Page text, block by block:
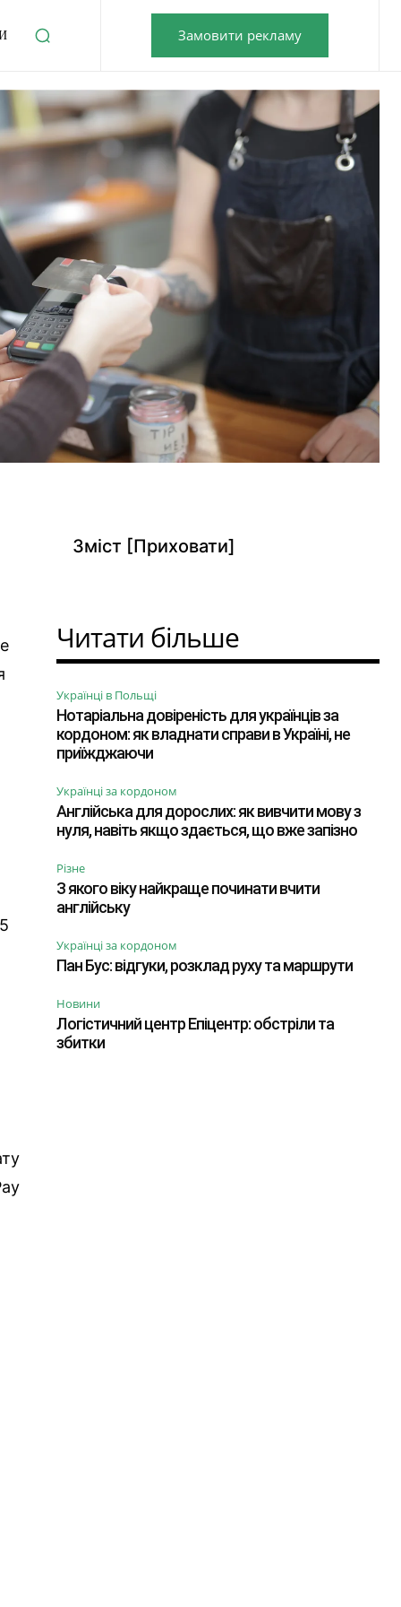
Замовити рекламу
Зміст [Приховати]
Читати більше
Українці в Польщі
Нотаріальна довіреність для українців за
кордоном: як владнати справи в Україні, не
приїжджаючи
Українці за кордоном
Англійська для дорослих: як вивчити мову з
нуля, навіть якщо здається, що вже запізно
Різне
З якого віку найкраще починати вчити
англійську
Українці за кордоном
Пан Бус: відгуки, розклад руху та маршрути
Новини
Логістичний центр Епіцентр: обстріли та
збитки